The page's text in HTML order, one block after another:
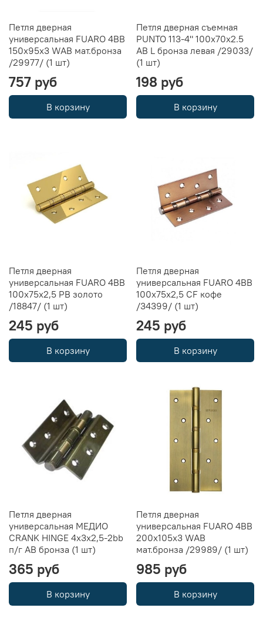
Петля дверная
универсальная FUARO 4BB
150x95x3 WAB мат.бронза
/29977/ (1 шт)
757 руб
В корзину
Петля дверная съемная
PUNTO 113-4" 100х70х2.5
AB L бронза левая /29033/
(1 шт)
198 руб
В корзину
Петля дверная
универсальная FUARO 4BB
100x75x2,5 PB золото
/18847/ (1 шт)
245 руб
В корзину
Петля дверная
универсальная FUARO 4BB
100x75x2,5 CF кофе
/34399/ (1 шт)
245 руб
В корзину
Петля дверная
универсальная МЕДИО
CRANK HINGE 4x3x2,5-2bb
п/г AB бронза (1 шт)
365 руб
В корзину
Петля дверная
универсальная FUARO 4BB
200x105x3 WAB
мат.бронза /29989/ (1 шт)
985 руб
В корзину